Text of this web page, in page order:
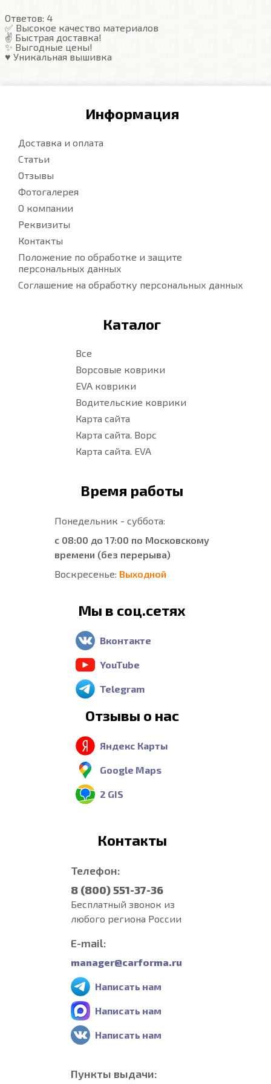
Подробнее
Ответов: 4
✅ Высокое качество материалов
✌️ Быстрая доставка!
✨ Выгодные цены!
♥️ Уникальная вышивка
Информация
Доставка и оплата
Статьи
Отзывы
Фотогалерея
О компании
Реквизиты
Контакты
Положение по обработке и защите
персональных данных
Соглашение на обработку персональных данных
Каталог
Все
Ворсовые коврики
EVA коврики
Водительские коврики
Карта сайта
Карта сайта. Ворс
Карта сайта. EVA
Время работы
Понедельник - суббота:
с 08:00 до 17:00 по Московскому
времени (без перерыва)
Воскресенье: Выходной
Мы в соц.сетях
Вконтакте
YouTube
Telegram
Отзывы о нас
Яндекс Карты
Google Maps
2 GIS
Контакты
Телефон:
8 (800) 551-37-36
Бесплатный звонок из
любого региона России
E-mail:
manager@carforma.ru
Написать нам
Написать нам
Написать нам
Пункты выдачи: